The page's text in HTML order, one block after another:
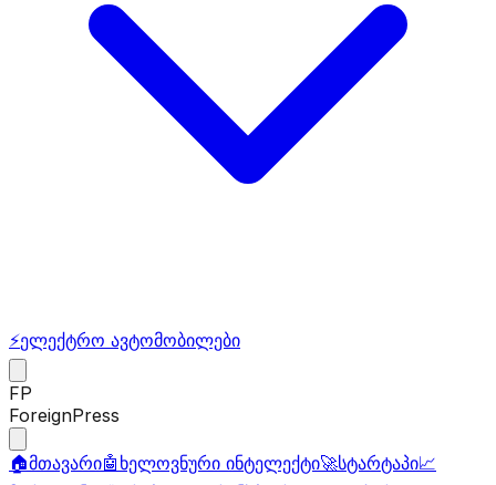
⚡ელექტრო ავტომობილები
FP
ForeignPress
🏠მთავარი🤖 ხელოვნური ინტელექტი🚀სტარტაპი📈